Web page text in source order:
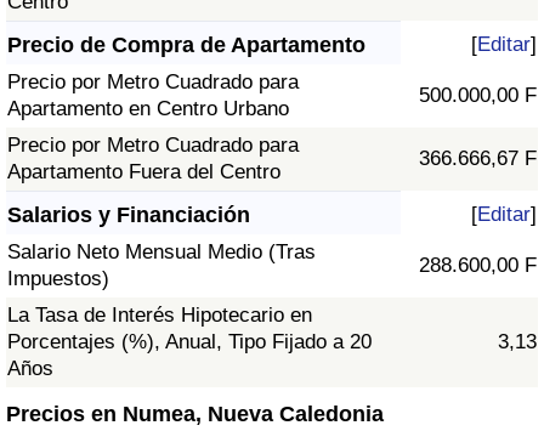
Precio de Compra de Apartamento [Editar]
Precio por Metro Cuadrado para
Apartamento en Centro Urbano
500.000,00 F
Precio por Metro Cuadrado para
Apartamento Fuera del Centro
366.666,67 F
Salarios y Financiación [Editar]
Salario Neto Mensual Medio (Tras
Impuestos)
288.600,00 F
La Tasa de Interés Hipotecario en
Porcentajes (%), Anual, Tipo Fijado a 20
Años
3,13
Precios en Numea, Nueva Caledonia